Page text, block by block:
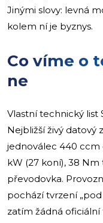
Jinými slovy: levná
kolem ní je byznys.
Co víme o
ne
Vlastní technický list
Nejbližší živý datový
jednoválec 440 ccm
kW (27 koní), 38
převodovka.
pochází tvrzení
zatím žádná